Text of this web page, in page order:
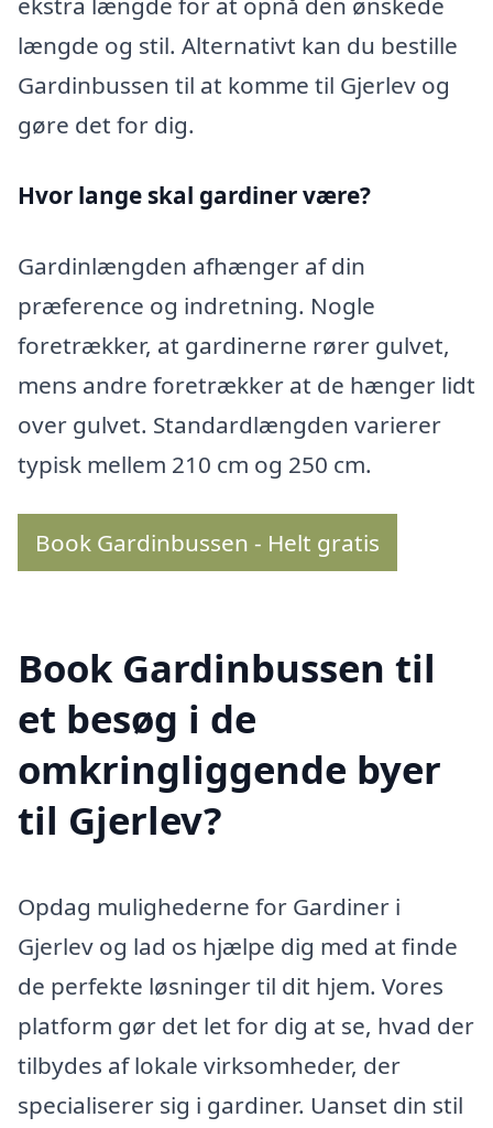
længde og stil. Alternativt kan du bestille
Gardinbussen til at komme til Gjerlev og
gøre det for dig.
Hvor lange skal gardiner være?
Gardinlængden afhænger af din
præference og indretning. Nogle
foretrækker, at gardinerne rører gulvet,
mens andre foretrækker at de hænger lidt
over gulvet. Standardlængden varierer
typisk mellem 210 cm og 250 cm.
Book Gardinbussen - Helt gratis
Book Gardinbussen til
et besøg i de
omkringliggende byer
til Gjerlev?
Opdag mulighederne for Gardiner i
Gjerlev og lad os hjælpe dig med at finde
de perfekte løsninger til dit hjem. Vores
platform gør det let for dig at se, hvad der
tilbydes af lokale virksomheder, der
specialiserer sig i gardiner. Uanset din stil